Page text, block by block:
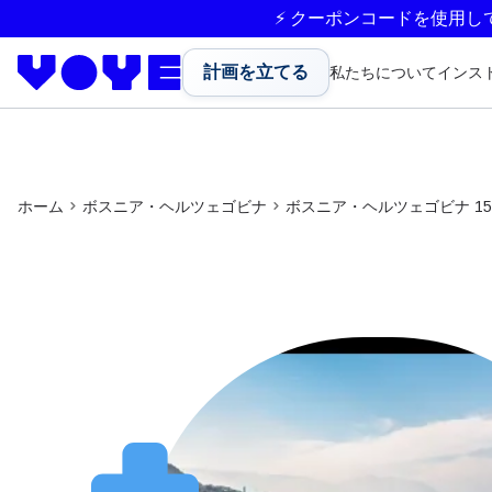
⚡ クーポンコードを使用し
計画を立てる 私たちについてインス
ホーム ボスニア・ヘルツェゴビナ ボスニア・ヘルツェゴビナ